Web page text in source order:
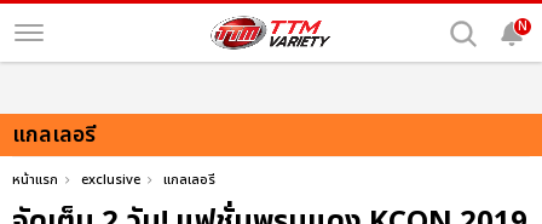
N
แกลเลอรี
หน้าแรก exclusive แกลเลอรี